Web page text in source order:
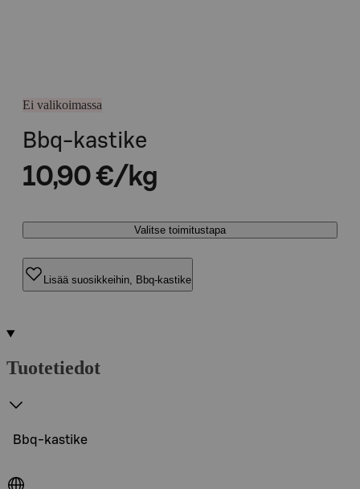
Ei valikoimassa
Bbq-kastike
10,90 €/kg
Valitse toimitustapa
Lisää suosikkeihin, Bbq-kastike
Tuotetiedot
Bbq-kastike